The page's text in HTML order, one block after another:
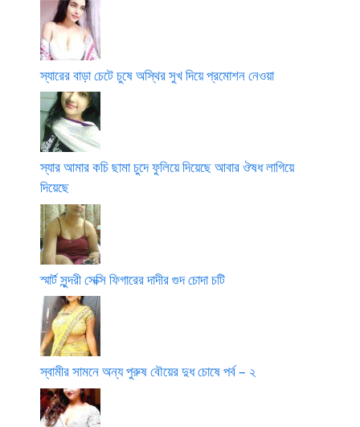
স্যারের বাড়া চেটে চুষে অস্থির সুখ দিয়ে প্রমোশন নেওয়া
স্যার আমার কচি ছামা চুদে ফুলিয়ে দিয়েছে আবার ঔষধ লাগিয়ে
দিয়েছে
স্মার্ট সুন্দরী সেক্সি ফিগারের দাদীর গুদ চোদা চটি
স্বামীর সামনে অন্য পুরুষ বৌয়ের দুধ চোষে পর্ব – ২